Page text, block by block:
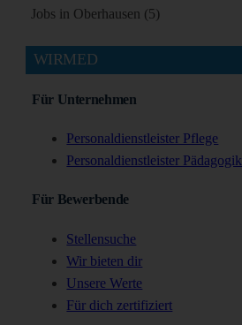
Jobs in Oberhausen (5)
WIRMED
Für Unternehmen
Personaldienstleister Pflege
Personaldienstleister Pädagogik
Für Bewerbende
Stellensuche
Wir bieten dir
Unsere Werte
Für dich zertifiziert